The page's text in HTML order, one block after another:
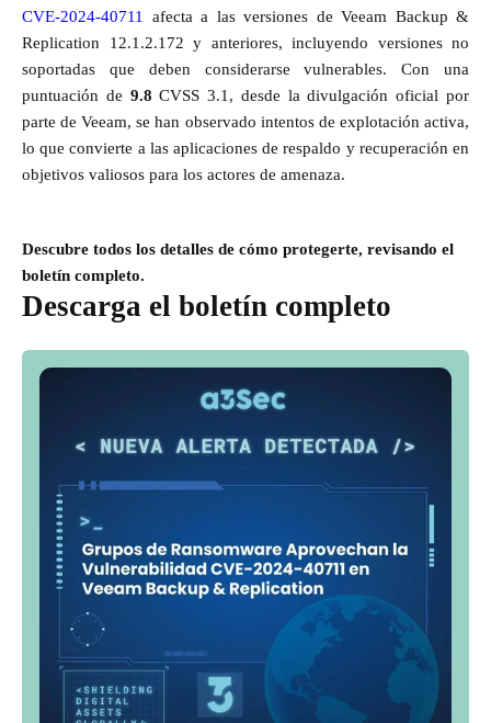
CVE-2024-40711
afecta a las versiones de Veeam Backup &
Replication 12.1.2.172 y anteriores, incluyendo versiones no
soportadas que deben considerarse vulnerables. Con una
puntuación de 9.8 CVSS 3.1, desde la divulgación oficial por
parte de Veeam, se han observado intentos de explotación activa,
lo que convierte a las aplicaciones de respaldo y recuperación en
objetivos valiosos para los actores de amenaza.
Descubre todos los detalles de cómo protegerte, revisando el
boletín completo.
Descarga el boletín completo